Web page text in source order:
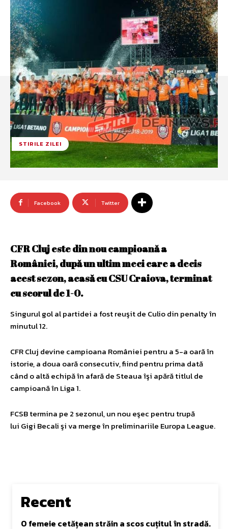
STIRILE ZILEI
Facebook Twitter
CFR Cluj este din nou campioană a
României, după un ultim meci care a decis
acest sezon, acasă cu CSU Craiova, terminat
cu scorul de 1-0.
Singurul gol al partidei a fost reuşit de Culio din penalty în
minutul 12.
CFR Cluj devine campioana României pentru a 5-a oară în
istorie, a doua oară consecutiv, fiind pentru prima dată
când o altă echipă în afară de Steaua îşi apără titlul de
campioană în Liga 1.
FCSB termina pe 2 sezonul, un nou eşec pentru trupă
lui Gigi Becali şi va merge în preliminariile Europa League.
Recent
O femeie cetățean străin a scos cuțitul în stradă.